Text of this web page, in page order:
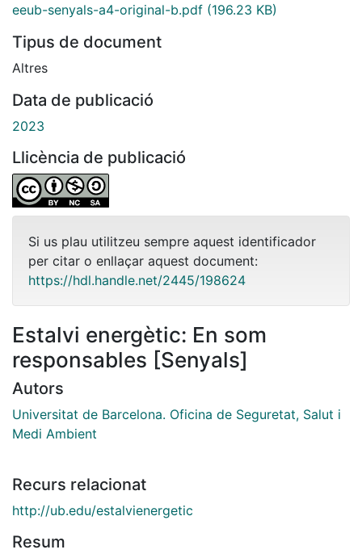
eeub-senyals-a4-original-b.pdf (196.23 KB)
Tipus de document
Altres
Data de publicació
2023
Llicència de publicació
Si us plau utilitzeu sempre aquest identificador
per citar o enllaçar aquest document:
https://hdl.handle.net/2445/198624
Estalvi energètic: En som
responsables [Senyals]
Autors
Universitat de Barcelona. Oficina de Seguretat, Salut i
Medi Ambient
Recurs relacionat
http://ub.edu/estalvienergetic
Resum